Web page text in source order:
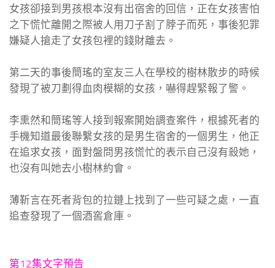
女孩卻接到男孩根本沒有出宿舍的回信，正在女孩害怕
之下慌忙離開之際被人用刀子割了脖子而死，事後犯罪
嫌疑人搶走了女孩包裡的錢財離去。
第二天的事後簡瑤的室友三人在學校的樹林散步的時候
發現了被刀劃得血肉模糊的女孩，嚇得趕緊報了警。
李熏然和簡瑤等人接到報案開始調查案件，根據死者的
手機知道最後聯繫女孩的是男生宿舍的一個男生，他正
在追求女孩，面對盤問男孩慌忙的表示自己沒有殺她，
也沒有叫她去小樹林約會。
薄靳言在死者背包的拉鏈上找到了一些可疑之處，一直
追查發現了一個酒窖倉庫。
第12集文字預告